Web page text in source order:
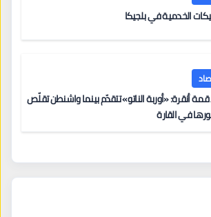
الخدمية في بلجيكا
أنقرة: «أوربة الناتو» تتقدّم بينما واشنطن تقلّص
في القارة